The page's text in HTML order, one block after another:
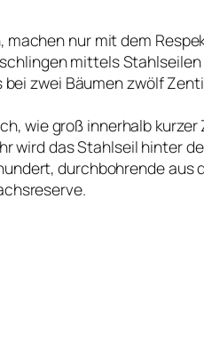
nur mit dem
mittels
zwei Bäumen zwölf
wie groß innerhalb
wird das Stahlseil hinter
durchbohrende